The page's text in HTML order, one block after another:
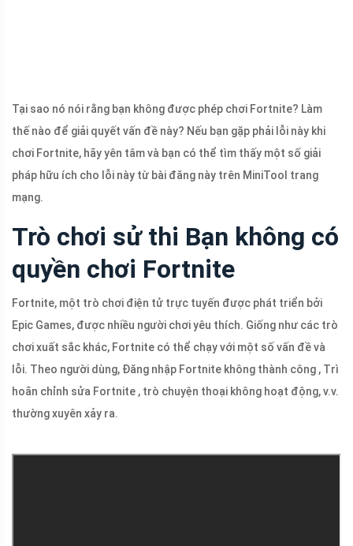
Tại sao nó nói rằng bạn không được phép chơi Fortnite? Làm
thế nào để giải quyết vấn đề này? Nếu bạn gặp phải lỗi này khi
chơi Fortnite, hãy yên tâm và bạn có thể tìm thấy một số giải
pháp hữu ích cho lỗi này từ bài đăng này trên MiniTool trang
mạng.
Trò chơi sử thi Bạn không có
quyền chơi Fortnite
Fortnite, một trò chơi điện tử trực tuyến được phát triển bởi
Epic Games, được nhiều người chơi yêu thích. Giống như các trò
chơi xuất sắc khác, Fortnite có thể chạy với một số vấn đề và
lỗi. Theo người dùng, Đăng nhập Fortnite không thành công , Trì
hoãn chỉnh sửa Fortnite , trò chuyện thoại không hoạt động, v.v.
thường xuyên xảy ra.